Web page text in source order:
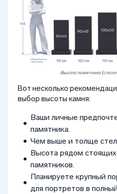
Вот несколько
выбор высоты камня:
Ваши личные
памятника.
Чем выше и толще
Высота рядом
памятников.
Планируете крупный
для портретов в